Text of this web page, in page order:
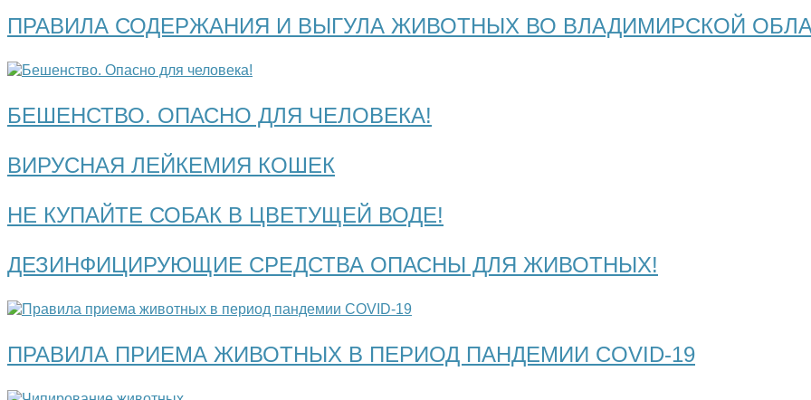
ПРАВИЛА СОДЕРЖАНИЯ И ВЫГУЛА ЖИВОТНЫХ ВО ВЛАДИМИРСКОЙ
БЕШЕНСТВО. ОПАСНО ДЛЯ ЧЕЛОВЕКА!
ВИРУСНАЯ ЛЕЙКЕМИЯ КОШЕК
НЕ КУПАЙТЕ СОБАК В ЦВЕТУЩЕЙ ВОДЕ!
ДЕЗИНФИЦИРУЮЩИЕ СРЕДСТВА ОПАСНЫ ДЛЯ ЖИВОТНЫХ!
ПРАВИЛА ПРИЕМА ЖИВОТНЫХ В ПЕРИОД ПАНДЕМИИ COVID-19